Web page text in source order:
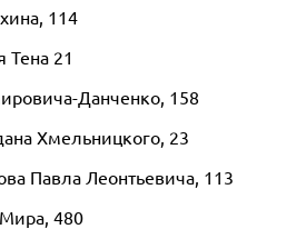
114
Тена 21
Данченко, 158
Хмельницкого, 23
Павла Леонтьевича, 113
480